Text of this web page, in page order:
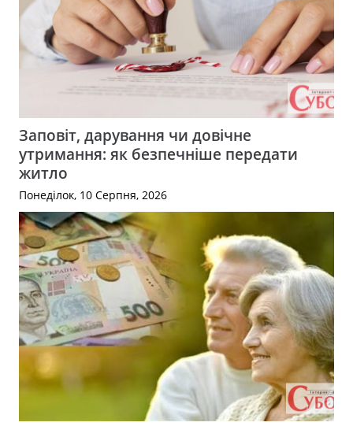
Заповіт, дарування чи довічне
утримання: як безпечніше передати
житло
Понеділок, 10 Серпня, 2026